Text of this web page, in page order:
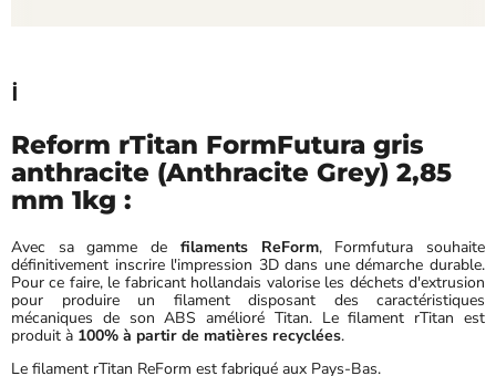
ℹ️
Reform rTitan FormFutura gris
anthracite (Anthracite Grey) 2,85
mm 1kg :
Avec sa gamme de filaments ReForm, Formfutura souhaite
définitivement inscrire l'impression 3D dans une démarche durable.
Pour ce faire, le fabricant hollandais valorise les déchets d'extrusion
pour produire un filament disposant des caractéristiques
mécaniques de son ABS amélioré Titan. Le filament rTitan est
produit à 100% à partir de matières recyclées.
Le filament rTitan ReForm est fabriqué aux Pays-Bas.